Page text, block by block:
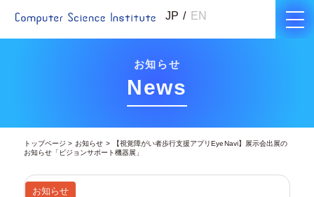
JP EN
お知らせ
News
トップページ お知らせ
【視覚障がい者歩行支援アプリEye Navi】展示会出展の
お知らせ「ビジョンサポート機器展」
お知らせ